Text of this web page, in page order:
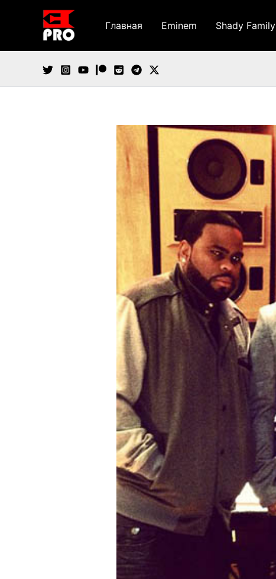
содержимому
Главная Eminem Shady Family